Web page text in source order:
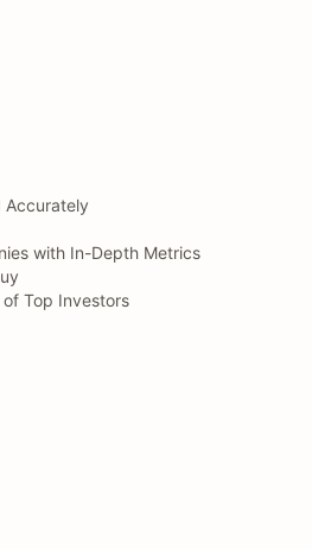
Accurately
with In-Depth Metrics
Top Investors